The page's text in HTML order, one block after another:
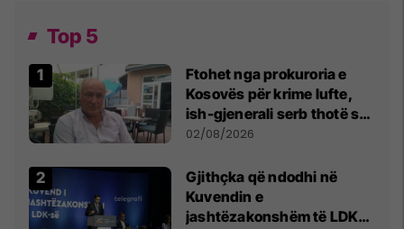
Top 5
Ftohet nga prokuroria e
Kosovës për krime lufte,
ish-gjenerali serb thotë se
dikush e tradhtoi në
02/08/2026
Gjithçka që ndodhi në
Kuvendin e
jashtëzakonshëm të LDK-